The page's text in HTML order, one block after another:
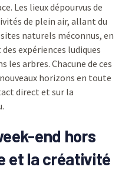
Les lieux dépourvus de
de plein air, allant du
naturels méconnus, en
expériences ludiques
les arbres. Chacune de ces
horizons en toute
direct et sur la
end hors
et la créativité